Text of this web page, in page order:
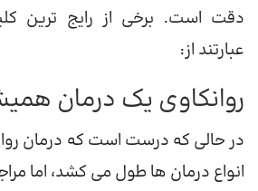
دقت است. برخی از رایج ترین
عبارتند از:
روانکاوی یک درمان
در حالی که درست است که درمان
انواع درمان ها طول می کشد، اما